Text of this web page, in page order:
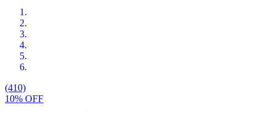
(410)
10% OFF